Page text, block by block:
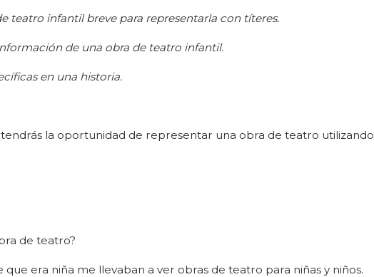
teatro infantil breve para representarla con títeres.
de una obra de teatro infantil.
en una historia.
la oportunidad de representar una obra de teatro utilizando
de teatro?
era niña me llevaban a ver obras de teatro para niñas y niños.